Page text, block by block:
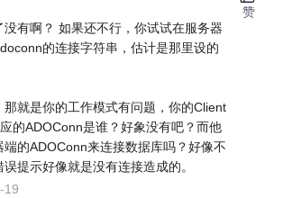
没有啊？ 如果还不行，你试试在服务器
的连接字符串，估计是那里设的
那就是你的工作模式有问题，你的Client
的ADOConn是谁？好象没有吧？而他
端的ADOConn来连接数据库吗？好像不
提示好像就是没有连接造成的。
19
赞